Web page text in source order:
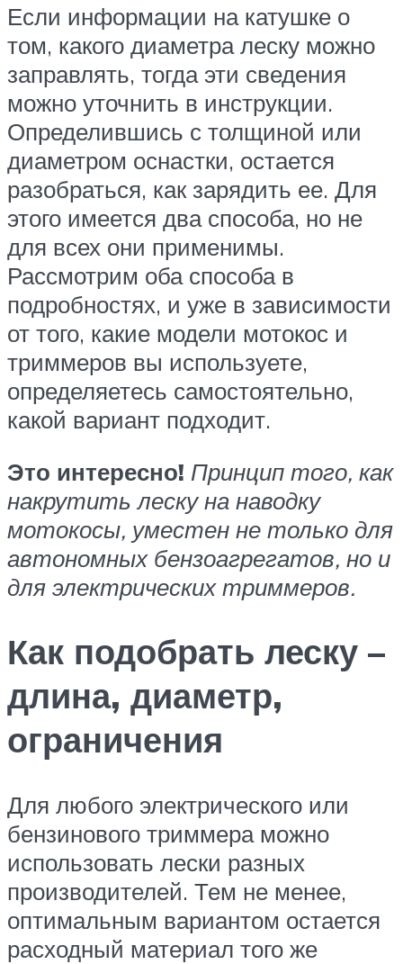
Если информации на катушке о
том, какого диаметра леску можно
заправлять, тогда эти сведения
можно уточнить в инструкции.
Определившись с толщиной или
диаметром оснастки, остается
разобраться, как зарядить ее. Для
этого имеется два способа, но не
для всех они применимы.
Рассмотрим оба способа в
подробностях, и уже в зависимости
от того, какие модели мотокос и
триммеров вы используете,
определяетесь самостоятельно,
какой вариант подходит.
Это интересно! Принцип того, как
накрутить леску на наводку
мотокосы, уместен не только для
автономных бензоагрегатов, но и
для электрических триммеров.
Как подобрать леску –
длина, диаметр,
ограничения
Для любого электрического или
бензинового триммера можно
использовать лески разных
производителей. Тем не менее,
оптимальным вариантом остается
расходный материал того же